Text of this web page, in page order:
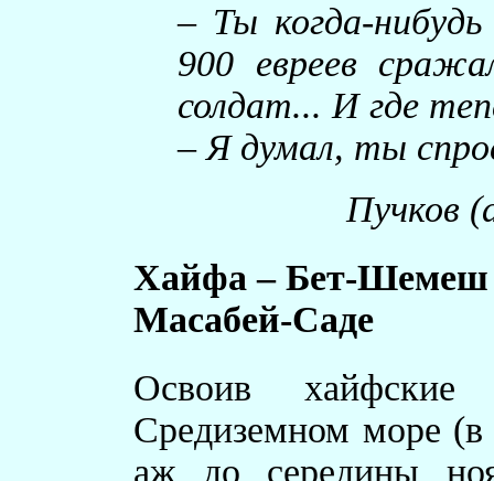
– Ты когда-
900 евреев
солдат... И где
– Я думал, ты
Пучков
Хайфа – Бет-Шемеш
Масабей-Саде
Освоив
Средиземном море
аж до середины